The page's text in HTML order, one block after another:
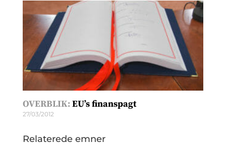
OVERBLIK:EU’s finanspagt
27/03/2012
Relaterede emner